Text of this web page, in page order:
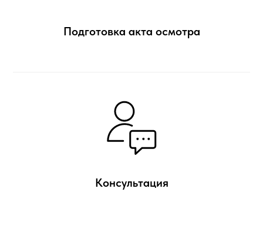
Подготовка акта осмотра
Консультация